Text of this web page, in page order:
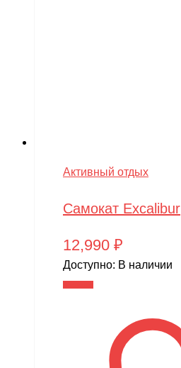
Активный отдых
Самокат Excalibur
12,990 ₽
Доступно: В наличии